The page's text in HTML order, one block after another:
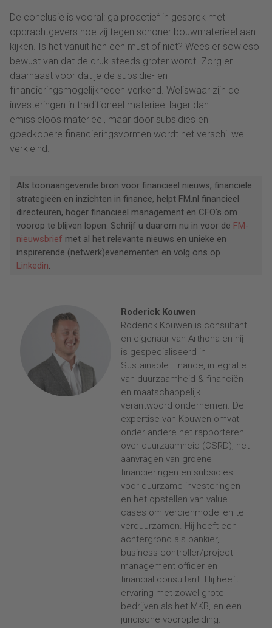
De conclusie is vooral: ga proactief in gesprek met
opdrachtgevers hoe zij tegen schoner bouwmaterieel aan
kijken. Is het vanuit hen een must of niet? Wees er sowieso
bewust van dat de druk steeds groter wordt. Zorg er
daarnaast voor dat je de subsidie- en
financieringsmogelijkheden verkend. Weliswaar zijn de
investeringen in traditioneel materieel lager dan
emissieloos materieel, maar door subsidies en
goedkopere financieringsvormen wordt het verschil wel
verkleind.
Als toonaangevende bron voor financieel nieuws, financiële
strategieën en inzichten in finance, helpt FM.nl financieel
directeuren, hoger financieel management en CFO’s om
voorop te blijven lopen. Schrijf u daarom nu in voor de FM-
nieuwsbrief met al het relevante nieuws en unieke en
inspirerende (netwerk)evenementen en volg ons op
Linkedin.
Roderick Kouwen
Roderick Kouwen is consultant
en eigenaar van Arthona en hij
is gespecialiseerd in
Sustainable Finance, integratie
van duurzaamheid & financiën
en maatschappelijk
verantwoord ondernemen. De
expertise van Kouwen omvat
onder andere het rapporteren
over duurzaamheid (CSRD), het
aanvragen van groene
financieringen en subsidies
voor duurzame investeringen
en het opstellen van value
cases om verdienmodellen te
verduurzamen. Hij heeft een
achtergrond als bankier,
business controller/project
management officer en
financial consultant. Hij heeft
ervaring met zowel grote
bedrijven als het MKB, en een
juridische vooropleiding.